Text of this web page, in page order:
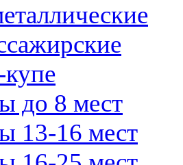
до 8 мест
13-16 мест